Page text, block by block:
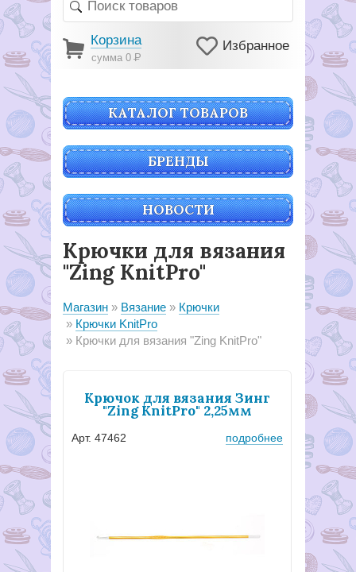
Корзина
сумма 0Р
Избранное
КАТАЛОГ ТОВАРОВ
БРЕНДЫ
НОВОСТИ
Крючки для вязания
"Zing KnitPro"
Магазин Вязание
Крючки
Крючки KnitPro
Крючки для вязания "Zing KnitPro"
Крючок для вязания Зинг
"Zing KnitPro" 2,25мм
Арт. 47462 подробнее